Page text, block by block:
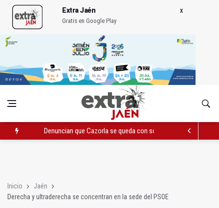
Extra Jaén
Gratis en Google Play
Denuncian que Cazorla se queda con solo dos bomberos por
Inicio
Jaén
Derecha y ultraderecha se concentran en la sede del PSOE